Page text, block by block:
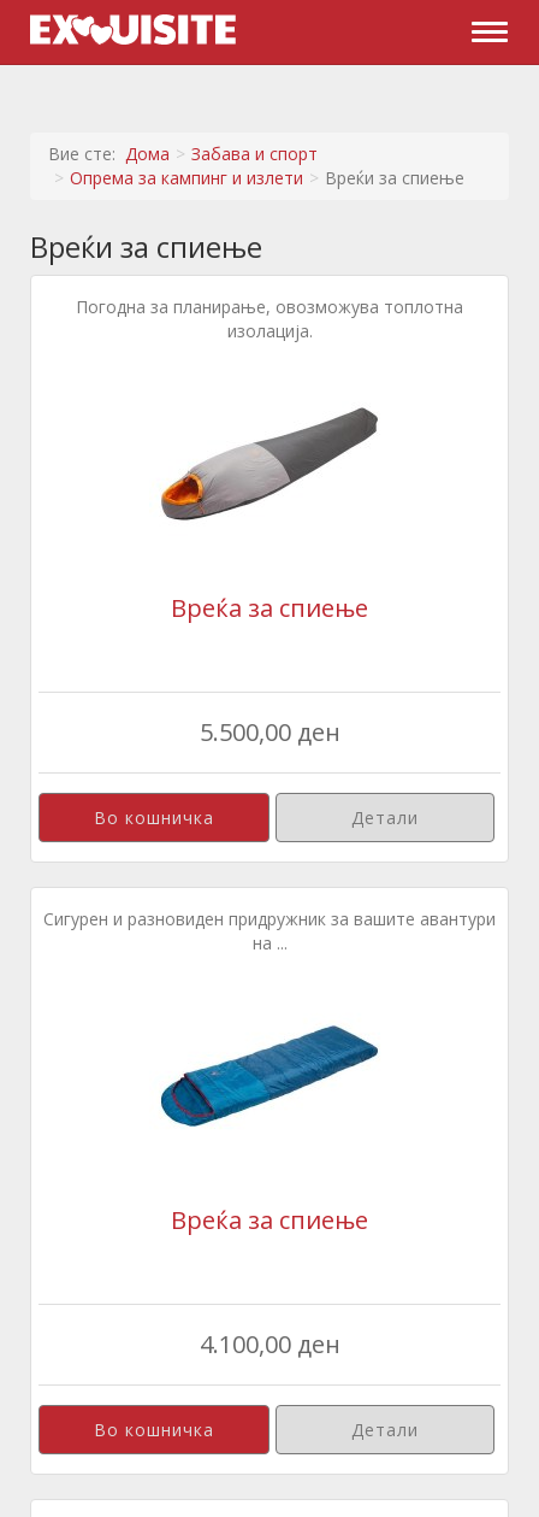
Вие сте: Дома
Забава и спорт
Опрема за кампинг и излети
Вреќи за спиење
Вреќи за спиење
Погодна за планирање, овозможува топлотна
изолација.
Вреќа за спиење
5.500,00 ден
Детали
Сигурен и разновиден придружник за вашите авантури
на ...
Вреќа за спиење
4.100,00 ден
Детали